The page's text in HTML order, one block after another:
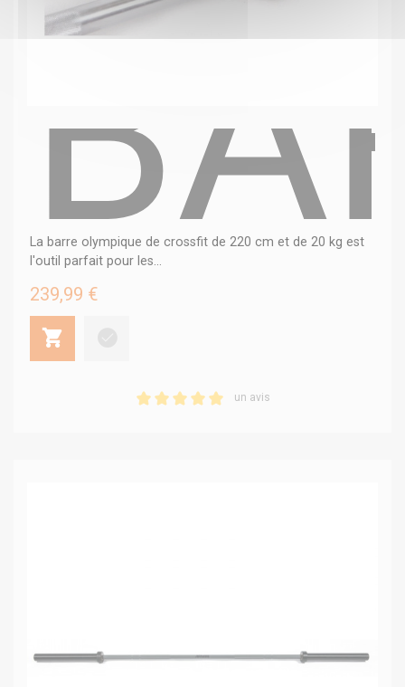
La barre olympique de crossfit de 220 cm et de 20 kg est
l'outil parfait pour les...
239,99 €
un avis